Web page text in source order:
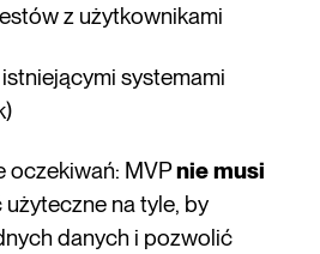
z użytkownikami
systemami
oczekiwań: MVPnie musi
użyteczne na tyle, by
danych i pozwolić